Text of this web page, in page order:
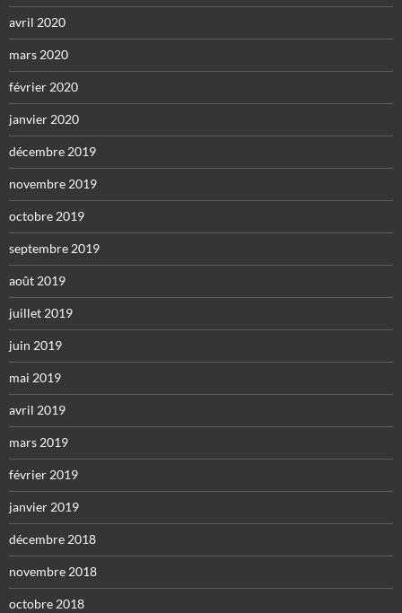
avril 2020
mars 2020
février 2020
janvier 2020
décembre 2019
novembre 2019
octobre 2019
septembre 2019
août 2019
juillet 2019
juin 2019
mai 2019
avril 2019
mars 2019
février 2019
janvier 2019
décembre 2018
novembre 2018
octobre 2018